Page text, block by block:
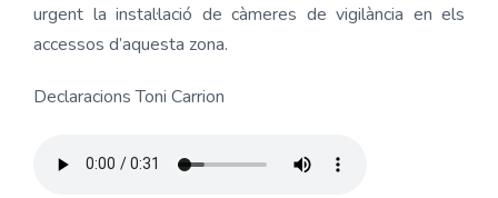
urgent la instal·lació de càmeres de vigilància en els
accessos d’aquesta zona.
Declaracions Toni Carrion